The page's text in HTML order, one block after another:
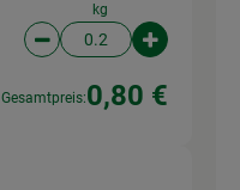
kg
Artikelanzahl
Gesamtpreis:0,80 €